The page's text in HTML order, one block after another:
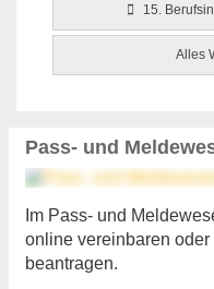
15.
Alles
Pass- und
Im Pass- und
online vereinbaren
beantragen.